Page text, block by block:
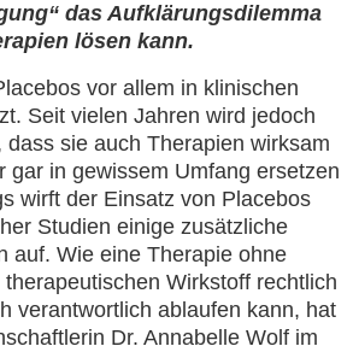
das Aufklärungsdilemma
lösen kann.
vor allem in klinischen
Seit vielen Jahren wird jedoch
dass sie auch Therapien wirksam
gar in gewissem Umfang ersetzen
wirft der Einsatz von Placebos
Studien einige zusätzliche
auf. Wie eine Therapie ohne
Wirkstoff rechtlich
verantwortlich ablaufen kann, hat
Dr. Annabelle Wolf im